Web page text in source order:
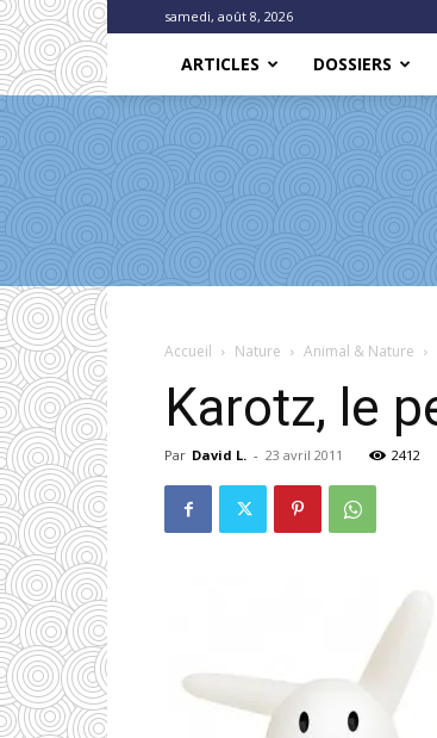
samedi, août 8, 2026
ARTICLES DOSSIERS
Accueil Nature Animal & Nature
Karotz, le
Par David L. - 23 avril 2011 2412